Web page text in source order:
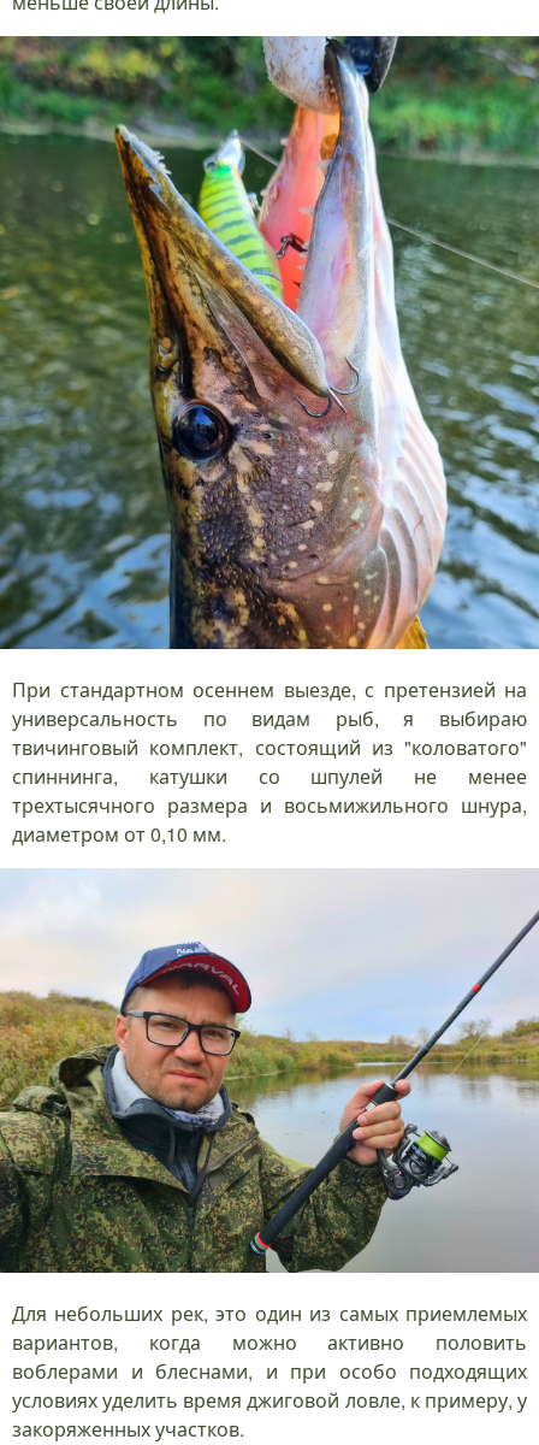
При стандартном осеннем выезде, с претензией на
универсальность по видам рыб, я выбираю
твичинговый комплект, состоящий из "коловатого"
спиннинга, катушки со шпулей не менее
трехтысячного размера и восьмижильного шнура,
диаметром от 0,10 мм.
Для небольших рек, это один из самых приемлемых
вариантов, когда можно активно половить
воблерами и блеснами, и при особо подходящих
условиях уделить время джиговой ловле, к примеру, у
закоряженных участков.